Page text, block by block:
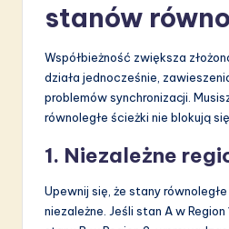
stanów
Współbieżność zwiększa
działa jednocześnie,
problemów synchronizacji.
równoległe ścieżki nie blokują
1. Niezależne
Upewnij się, że stany
niezależne. Jeśli stan A w